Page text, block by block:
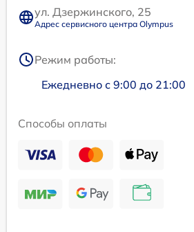
ул. Дзержинского, 25
Адрес сервисного центра Olympus
Режим работы:
Ежедневно с 9:00 до 21:00
Способы оплаты